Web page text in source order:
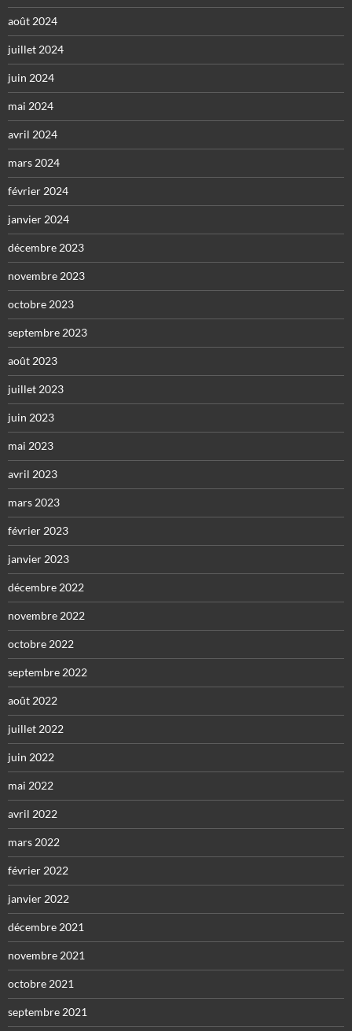
août 2024
juillet 2024
juin 2024
mai 2024
avril 2024
mars 2024
février 2024
janvier 2024
décembre 2023
novembre 2023
octobre 2023
septembre 2023
août 2023
juillet 2023
juin 2023
mai 2023
avril 2023
mars 2023
février 2023
janvier 2023
décembre 2022
novembre 2022
octobre 2022
septembre 2022
août 2022
juillet 2022
juin 2022
mai 2022
avril 2022
mars 2022
février 2022
janvier 2022
décembre 2021
novembre 2021
octobre 2021
septembre 2021